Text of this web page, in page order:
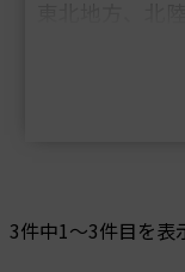
好待遇の求
3件中1～3件目を表